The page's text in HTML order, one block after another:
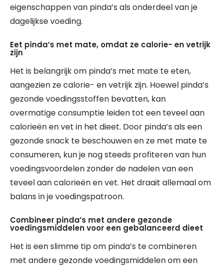
eigenschappen van pinda’s als onderdeel van je
dagelijkse voeding.
Eet pinda’s met mate, omdat ze calorie- en vetrijk
zijn
Het is belangrijk om pinda’s met mate te eten,
aangezien ze calorie- en vetrijk zijn. Hoewel pinda’s
gezonde voedingsstoffen bevatten, kan
overmatige consumptie leiden tot een teveel aan
calorieën en vet in het dieet. Door pinda’s als een
gezonde snack te beschouwen en ze met mate te
consumeren, kun je nog steeds profiteren van hun
voedingsvoordelen zonder de nadelen van een
teveel aan calorieën en vet. Het draait allemaal om
balans in je voedingspatroon.
Combineer pinda’s met andere gezonde
voedingsmiddelen voor een gebalanceerd dieet
Het is een slimme tip om pinda’s te combineren
met andere gezonde voedingsmiddelen om een